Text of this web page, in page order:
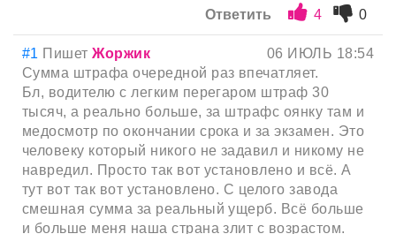
Ответить 4 0
#1 ПишетЖоржик
06 ИЮЛЬ 18:54
Сумма штрафа очередной раз впечатляет.
Бл, водителю с легким перегаром штраф 30
тысяч, а реально больше, за штрафс оянку там и
медосмотр по окончании срока и за экзамен. Это
человеку который никого не задавил и никому не
навредил. Просто так вот установлено и всё. А
тут вот так вот установлено. С целого завода
смешная сумма за реальный ущерб. Всё больше
и больше меня наша страна злит с возрастом.